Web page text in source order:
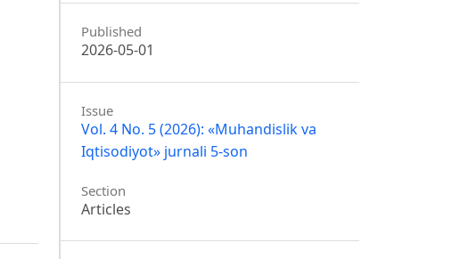
Published
2026-05-01
Issue
Vol. 4 No. 5 (2026): «Muhandislik va
Iqtisodiyot» jurnali 5-son
Section
Articles